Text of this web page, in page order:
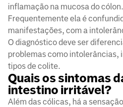
inflamação na mucosa do cólon.
Frequentemente ela é
manifestações, com a
O diagnóstico deve ser
problemas como intolerâncias,
tipos de colite.
Quais os sintomas
intestino irritável?
Além das cólicas, há a